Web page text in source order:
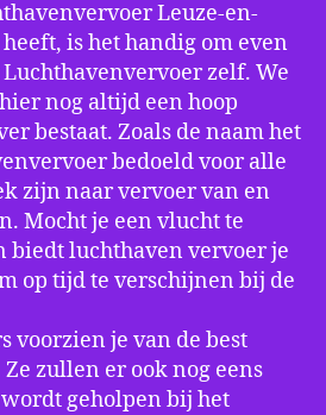
Leuze-en-
is het handig om even
zelf. We
nog altijd een hoop
bestaat. Zoals de naam het
bedoeld voor alle
zijn naar vervoer van en
Mocht je een vlucht te
biedt luchthaven vervoer je
op tijd te verschijnen bij de
voorzien je van de best
zullen er ook nog eens
geholpen bij het